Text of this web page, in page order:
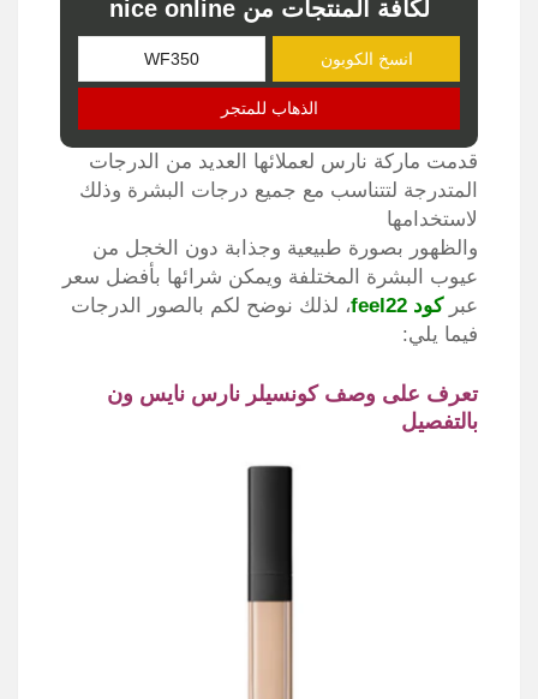
لكافة المنتجات من nice online
انسخ الكوبون
الذهاب للمتجر
قدمت ماركة نارس لعملائها العديد من الدرجات
المتدرجة لتتناسب مع جميع درجات البشرة وذلك
لاستخدامها
والظهور بصورة طبيعية وجذابة دون الخجل من
عيوب البشرة المختلفة ويمكن شرائها بأفضل سعر
عبركود feel22
، لذلك نوضح لكم بالصور الدرجات
فيما يلي:
تعرف على وصف كونسيلر نارس نايس ون
بالتفصيل